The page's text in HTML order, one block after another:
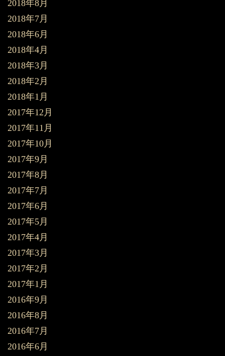
2018年8月
2018年7月
2018年6月
2018年4月
2018年3月
2018年2月
2018年1月
2017年12月
2017年11月
2017年10月
2017年9月
2017年8月
2017年7月
2017年6月
2017年5月
2017年4月
2017年3月
2017年2月
2017年1月
2016年9月
2016年8月
2016年7月
2016年6月